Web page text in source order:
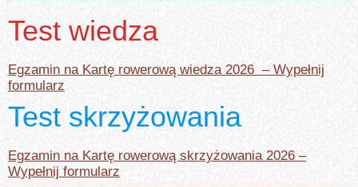
Test wiedza
Egzamin na Kartę rowerową wiedza 2026 – Wypełnij
formularz
Test skrzyżowania
Egzamin na Kartę rowerową skrzyżowania 2026 –
Wypełnij formularz